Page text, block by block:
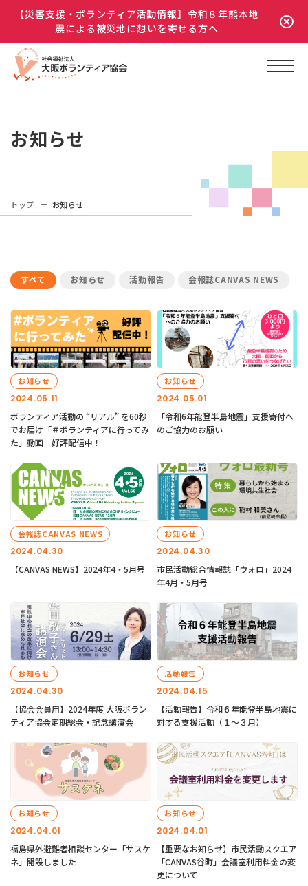
【災害支援・ボランティア活動情報】令和８年熊本地
震による被災地に想いを寄せる方へ
お知らせ
トップ お知らせ
すべて お知らせ 活動報告 会報誌CANVAS NEWS
2024.05.11
お知らせ
ボランティア活動の “リアル” を60秒
でお届け「＃ボランティアに行ってみ
た」動画 好評配信中！
2024.05.01
お知らせ
「令和6年能登半島地震」支援寄付へ
のご協力のお願い
2024.04.30
会報誌CANVAS NEWS
【CANVAS NEWS】2024年4・5月号
2024.04.30
お知らせ
市民活動総合情報誌「ウォロ」2024
年4月・5月号
2024.04.30
お知らせ
【協会会員用】2024年度 大阪ボラン
ティア協会定期総会・記念講演会
2024.04.15
活動報告
【活動報告】令和６年能登半島地震に
対する支援活動（１〜３月）
2024.04.01
お知らせ
福島県外避難者相談センター「サスケ
ネ」開設しました
2024.04.01
お知らせ
【重要なお知らせ】市民活動スクエア
「CANVAS谷町」会議室利用料金の変
更について